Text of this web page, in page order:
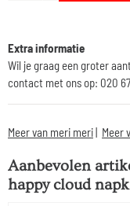
Extra informatie
Wil je graag een groter
contact met ons op: 020
Meer van meri meri| Meer
Aanbevolen
happy cloud